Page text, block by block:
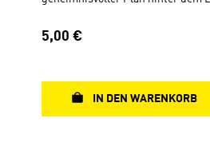
rätselhafte Entdeckungen. Die
Lasse. CD, Gesamtspielzeit ca. 72
Primus (ausgezeichnet mit dem
Regulärer Preis:
5,00 €
IN DEN WARENKORB